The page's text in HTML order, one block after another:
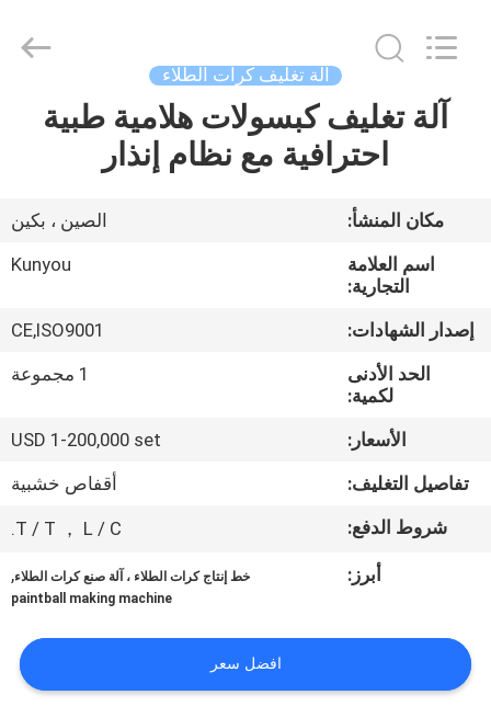
فيديوهات
معلومات
في
المصنع
أخبار
Pharmatech
Co.,LTD..
Reserved.
آلة تغليف كرات الطلاء
آلة تغليف كبسولات هلامية طبية
احترافية مع نظام إنذار
مكان المنشأ:
الصين ، بكين
اسم العلامة
التجارية:
Kunyou
إصدار الشهادات:
CE,ISO9001
الحد الأدنى
لكمية:
1 مجموعة
الأسعار:
USD 1-200,000 set
تفاصيل التغليف:
أقفاص خشبية
شروط الدفع:
T / T ， L / C.
أبرز: خط إنتاج كرات الطلاء ، آلة صنع كرات الطلاء,
paintball making machine
افضل سعر